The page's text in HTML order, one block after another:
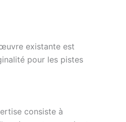
existante est
pour les pistes
consiste à